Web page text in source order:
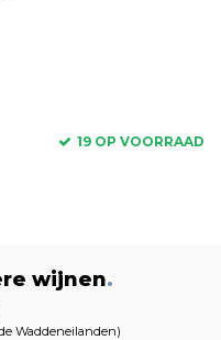
19 OP VOORRAAD
wijnen.
Waddeneilanden)